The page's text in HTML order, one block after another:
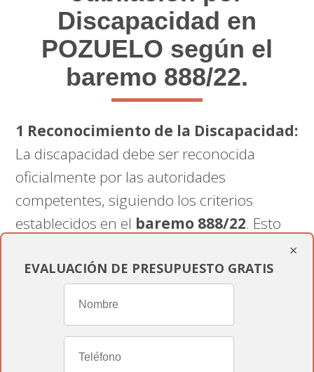
Discapacidad en
POZUELO según el
baremo 888/22.
1 Reconocimiento de la Discapacidad:
La discapacidad debe ser reconocida
oficialmente por las autoridades
competentes, siguiendo los criterios
establecidos en el baremo 888/22. Esto
certificación de la discapacidad por parte
2 Grado de Discapacidad en POZUELO:
El grado de discapacidad reconocido debe
×
EVALUACIÓN DE PRESUPUESTO GRATIS